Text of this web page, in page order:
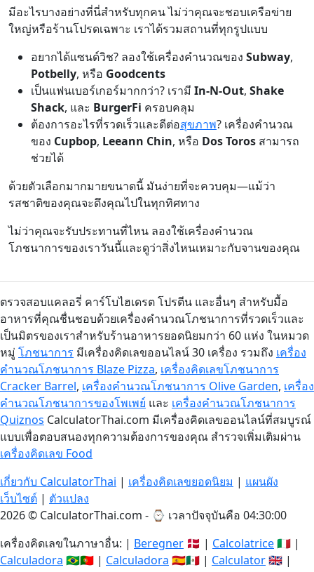
มีอะไรบางอย่างที่นี่สำหรับทุกคน ไม่ว่าคุณจะชอบเครือข่าย
ใหญ่หรือร้านโปรดเฉพาะ เราได้รวมสถานที่ทุกรูปแบบ
อยากได้แซนด์วิช? ลองใช้เครื่องคำนวณของ Subway,
Potbelly, หรือ Goodcents
เป็นแฟนเบอร์เกอร์มากกว่า? เรามี In-N-Out, Shake
Shack, และ BurgerFi ครอบคลุม
ต้องการอะไรที่รวดเร็วและดีต่อสุขภาพ? เครื่องคำนวณ
ของ Cupbop, Leeann Chin, หรือ Dos Toros สามารถ
ช่วยได้
ด้วยตัวเลือกมากมายขนาดนี้ มันง่ายที่จะควบคุม—แม้ว่า
รสชาติของคุณจะดึงคุณไปในทุกทิศทาง
ไม่ว่าคุณจะรับประทานที่ไหน ลองใช้เครื่องคำนวณ
โภชนาการของเราวันนี้และดูว่าสิ่งไหนเหมาะกับจานของคุณ
ตรวจสอบแคลอรี่ คาร์โบไฮเดรต โปรตีน และอื่นๆ สำหรับมื้อ
อาหารที่คุณชื่นชอบด้วยเครื่องคำนวณโภชนาการที่รวดเร็วและ
เป็นมิตรของเราสำหรับร้านอาหารยอดนิยมกว่า 60 แห่ง ในหมวด
หมู่ โภชนาการ มีเครื่องคิดเลขออนไลน์ 30 เครื่อง รวมถึง เครื่อง
คำนวณโภชนาการ Blaze Pizza, เครื่องคิดเลขโภชนาการ
Cracker Barrel, เครื่องคำนวณโภชนาการ Olive Garden, เครื่อง
คำนวณโภชนาการของโพเพย์ และ เครื่องคำนวณโภชนาการ
Quiznos CalculatorThai.com มีเครื่องคิดเลขออนไลน์ที่สมบูรณ์
แบบเพื่อตอบสนองทุกความต้องการของคุณ สำรวจเพิ่มเติมผ่าน
เครื่องคิดเลข Food
เกี่ยวกับ CalculatorThai | เครื่องคิดเลขยอดนิยม | แผนผัง
เว็บไซต์ | ตัวแปลง
2026 © CalculatorThai.com - ⌚ เวลาปัจจุบันคือ 04:30:00
เครื่องคิดเลขในภาษาอื่น: | Beregner 🇩🇰 | Calcolatrice🇮🇹 |
Calculadora 🇧🇷🇵🇹 | Calculadora 🇪🇸🇲🇽 | Calculator🇬🇧 |